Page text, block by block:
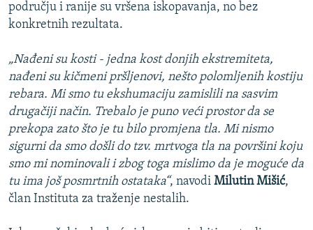
području i ranije su vršena iskopavanja, no bez
konkretnih rezultata.
„Nađeni su kosti - jedna kost donjih ekstremiteta,
nađeni su kičmeni pršljenovi, nešto polomljenih kostiju
rebara. Mi smo tu ekshumaciju zamislili na sasvim
drugačiji način. Trebalo je puno veći prostor da se
prekopa zato što je tu bilo promjena tla. Mi nismo
sigurni da smo došli do tzv. mrtvoga tla na površini koju
smo mi nominovali i zbog toga mislimo da je moguće da
tu ima još posmrtnih ostataka“, navodi Milutin Mišić,
član Instituta za traženje nestalih.